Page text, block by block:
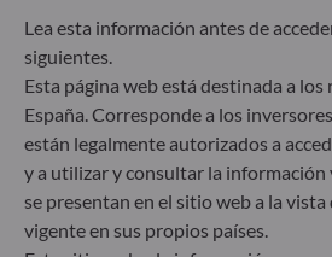
LEER MÁS
PERSPECTIVAS DE MERCADO
17.07.2026
3minutos
Energy revolution: Don’t be lost in
Lea esta información antes de
siguientes.
Esta página web está destinada a los
España. Corresponde a los
están legalmente autorizados a
y a utilizar y consultar la información
se presentan en el sitio web a la vista
vigente en sus propios países.